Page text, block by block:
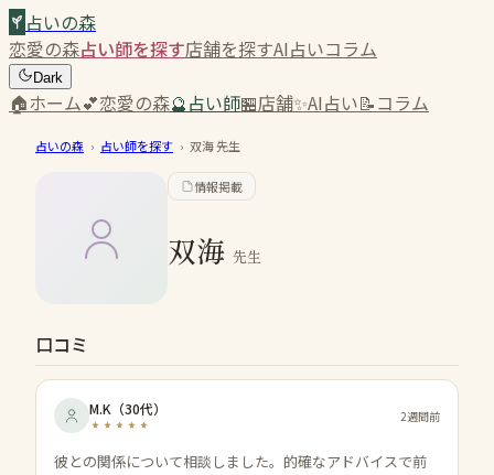
占いの森
恋愛の森占い師を探す店舗を探すAI占いコラム
Dark
🏠ホーム💕恋愛の森🔮占い師🏪店舗✨AI占い📝コラム
占いの森 › 占い師を探す › 双海先生
情報掲載
双海 先生
口コミ
M.K （30代） 2週間前
彼との関係について相談しました。的確なアドバイスで前